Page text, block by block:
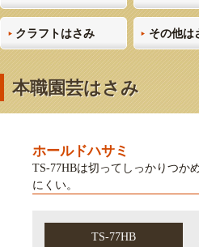
クラフトはさみ その他は
本職園芸はさみ
ホールドハサミ
TS-77HBは切ってしっかりつか
にくい。
TS-77HB